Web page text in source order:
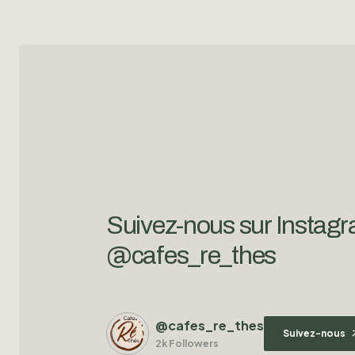
Suivez-nous sur
@cafes_re_thes
@cafes_re_thes
2k Followers
Suivez-nous